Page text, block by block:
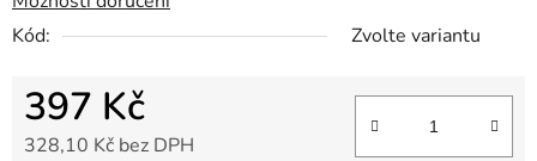
Kód:
Zvolte variantu
397 Kč
328,10 Kč bez DPH